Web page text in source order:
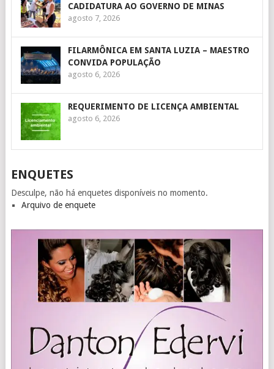
CADIDATURA AO GOVERNO DE MINAS
agosto 7, 2026
FILARMÔNICA EM SANTA LUZIA – MAESTRO
CONVIDA POPULAÇÃO
agosto 6, 2026
REQUERIMENTO DE LICENÇA AMBIENTAL
agosto 6, 2026
ENQUETES
Desculpe, não há enquetes disponíveis no momento.
Arquivo de enquete